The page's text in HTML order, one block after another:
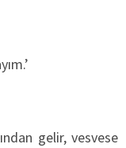
gelir, vesvese